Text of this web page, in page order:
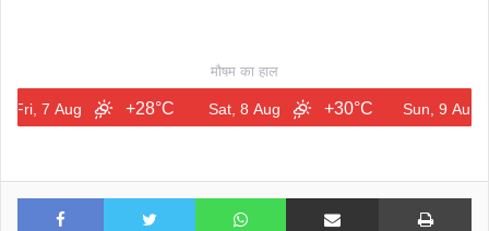
मौषम का हाल
Aug +28°C Sat, 8 Aug +30°C Sun, 9 Aug